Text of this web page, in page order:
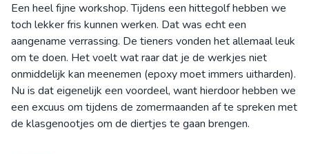
Een heel fijne workshop. Tijdens een hittegolf hebben we
toch lekker fris kunnen werken. Dat was echt een
aangename verrassing. De tieners vonden het allemaal leuk
om te doen. Het voelt wat raar dat je de werkjes niet
onmiddelijk kan meenemen (epoxy moet immers uitharden).
Nu is dat eigenelijk een voordeel, want hierdoor hebben we
een excuus om tijdens de zomermaanden af te spreken met
de klasgenootjes om de diertjes te gaan brengen.